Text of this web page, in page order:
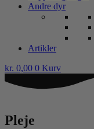
Andre dyr
Artikler
kr. 0,00 0 Kurv
Pleje